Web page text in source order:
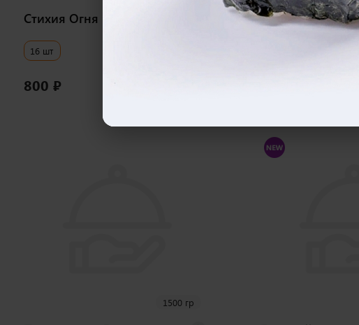
Стихия Огня
16 шт
800 ₽
Стихия Воды
1500 гр